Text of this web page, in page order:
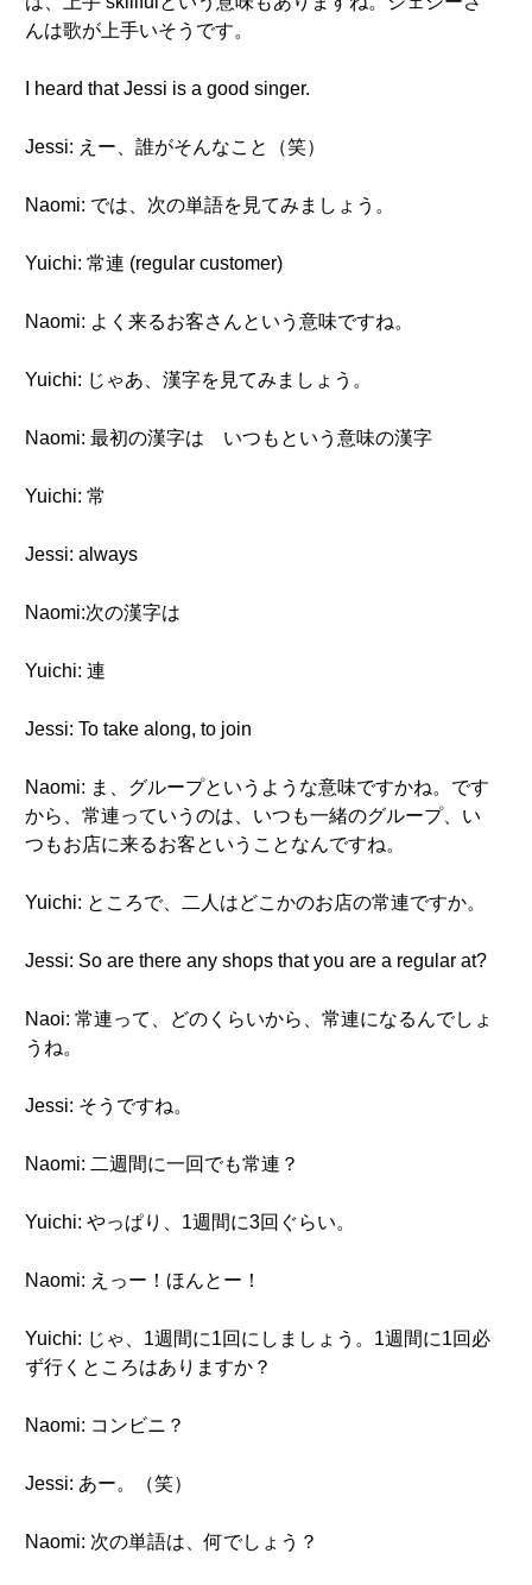
んは歌が上手いそうです。
I heard that Jessi is a good singer.
Jessi: えー、誰がそんなこと（笑）
Naomi: では、次の単語を見てみましょう。
Yuichi: 常連 (regular customer)
Naomi: よく来るお客さんという意味ですね。
Yuichi: じゃあ、漢字を見てみましょう。
Naomi: 最初の漢字は いつもという意味の漢字
Yuichi: 常
Jessi: always
Naomi:次の漢字は
Yuichi: 連
Jessi: To take along, to join
Naomi: ま、グループというような意味ですかね。です
から、常連っていうのは、いつも一緒のグループ、い
つもお店に来るお客ということなんですね。
Yuichi: ところで、二人はどこかのお店の常連ですか。
Jessi: So are there any shops that you are a regular at?
Naoi: 常連って、どのくらいから、常連になるんでしょ
うね。
Jessi: そうですね。
Naomi: 二週間に一回でも常連？
Yuichi: やっぱり、1週間に3回ぐらい。
Naomi: えっー！ほんとー！
Yuichi: じゃ、1週間に1回にしましょう。1週間に1回必
ず行くところはありますか？
Naomi: コンビニ？
Jessi: あー。（笑）
Naomi: 次の単語は、何でしょう？